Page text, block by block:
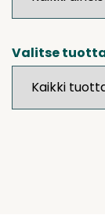
Valitse